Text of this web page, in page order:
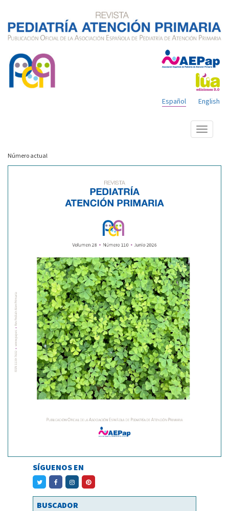
English
Español
Mostrar
menú
Número actual
SÍGUENOS EN
BUSCADOR